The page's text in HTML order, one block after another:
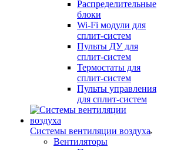
Распределительные
блоки
Wi-Fi модули для
сплит-систем
Пульты ДУ для
сплит-систем
Термостаты для
сплит-систем
Пульты управления
для сплит-систем
Системы вентиляции воздуха
Вентиляторы